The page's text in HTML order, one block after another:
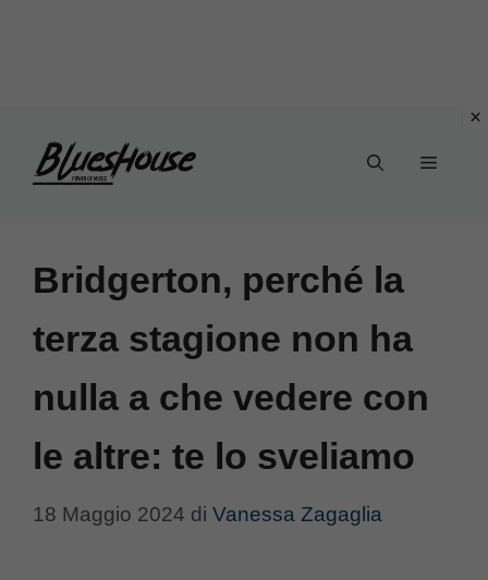
Menu
Bridgerton, perché la
terza stagione non ha
nulla a che vedere con
le altre: te lo sveliamo
18 Maggio 2024 di Vanessa Zagaglia